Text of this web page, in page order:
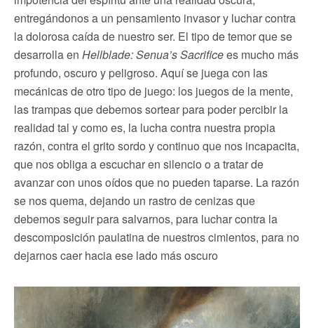
entregándonos a un pensamiento invasor y luchar contra
la dolorosa caída de nuestro ser. El tipo de temor que se
desarrolla en Hellblade: Senua’s Sacrificees mucho más
profundo, oscuro y peligroso. Aquí se juega con las
mecánicas de otro tipo de juego: los juegos de la mente,
las trampas que debemos sortear para poder percibir la
realidad tal y como es, la lucha contra nuestra propia
razón, contra el grito sordo y continuo que nos incapacita,
que nos obliga a escuchar en silencio o a tratar de
avanzar con unos oídos que no pueden taparse. La razón
se nos quema, dejando un rastro de cenizas que
debemos seguir para salvarnos, para luchar contra la
descomposición paulatina de nuestros cimientos, para no
dejarnos caer hacia ese lado más oscuro